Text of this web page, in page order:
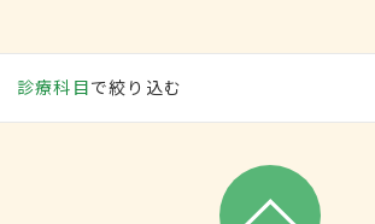
診療科目で絞り込む